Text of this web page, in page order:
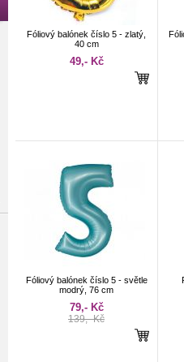
Fóliový balónek číslo 5 - zlatý,
40 cm
49,- Kč
Fóliový balónek číslo 5 - světle
modrý, 76 cm
79,- Kč
139,- Kč